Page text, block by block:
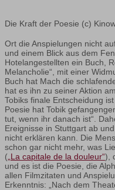
Die Kraft der Poesie (c)
Ort die Anspielungen nicht
und einem Blick aus dem
Hotelangestellten ein Buch,
Melancholie“, mit einer
Buch hat Mach die
hat es ihn zu seiner Aktion
Tobiks finale Entscheidung
Poesie hat Tobik
tut, wenn ihr danach ist“.
Ereignisse in Stuttgart ab
nicht erklären kann. Die
schon gar nicht mehr, was
( „La capitale de la douleur“),
und es ist die Poesie, die
allen Filmzitaten und
Erkenntnis: „Nach dem